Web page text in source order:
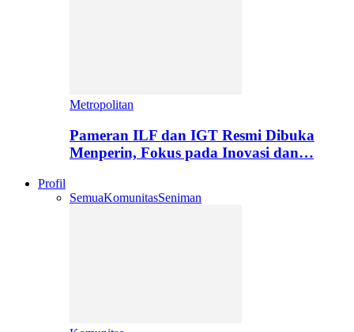
Metropolitan
Pameran ILF dan IGT Resmi Dibuka
Menperin, Fokus pada Inovasi dan…
Profil
SemuaKomunitasSeniman